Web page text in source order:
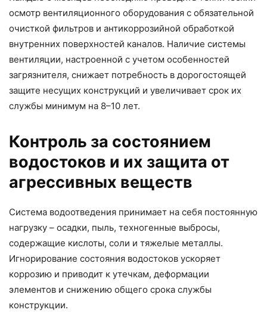
осмотр вентиляционного оборудования с обязательной
очисткой фильтров и антикоррозийной обработкой
внутренних поверхностей каналов. Наличие системы
вентиляции, настроенной с учетом особенностей
загрязнителя, снижает потребность в дорогостоящей
защите несущих конструкций и увеличивает срок их
службы минимум на 8–10 лет.
Контроль за состоянием
водостоков и их защита от
агрессивных веществ
Система водоотведения принимает на себя постоянную
нагрузку – осадки, пыль, техногенные выбросы,
содержащие кислоты, соли и тяжелые металлы.
Игнорирование состояния водостоков ускоряет
коррозию и приводит к утечкам, деформации
элементов и снижению общего срока службы
конструкции.